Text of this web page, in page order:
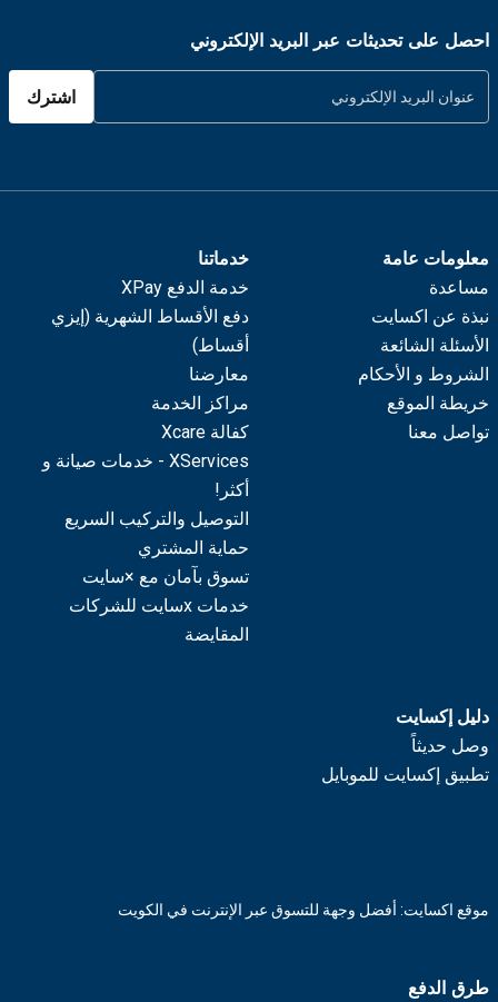
احصل على تحديثات عبر البريد الإلكتروني
اشترك
معلومات عامة
مساعدة
نبذة عن اكسايت
الأسئلة الشائعة
الشروط و الأحكام
خريطة الموقع
تواصل معنا
خدماتنا
خدمة الدفع XPay
دفع الأقساط الشهرية (إيزي
أقساط)
معارضنا
مراكز الخدمة
كفالة Xcare
XServices - خدمات صيانة و
أكثر!
التوصيل والتركيب السريع
حماية المشتري
تسوق بآمان مع ×سايت
خدمات xسايت للشركات
المقايضة
دليل إكسايت
وصل حديثاً
تطبيق إكسايت للموبايل
موقع اكسايت: أفضل وجهة للتسوق عبر الإنترنت في الكويت
طرق الدفع